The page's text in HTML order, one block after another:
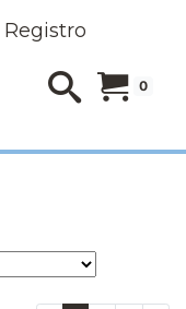
Registro
0